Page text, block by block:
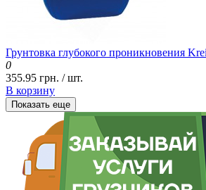
Грунтовка глубокого проникновения
0
355.95 грн. / шт.
В корзину
Показать еще